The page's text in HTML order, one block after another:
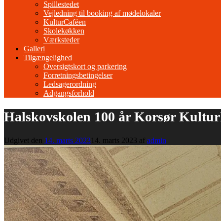
Spillestedet
Vejledning til booking af mødelokaler
KulturCaféen
Skolekøkken
Værksteder
Galleri
Tilgængelighed
Oversigtskort og parkering
Forretningsbetingelser
Ledsagerordning
Adgangsforhold
Halskovskolen 100 år Korsør
Udgivet den 14. marts 2023 14. marts 2023 af admin